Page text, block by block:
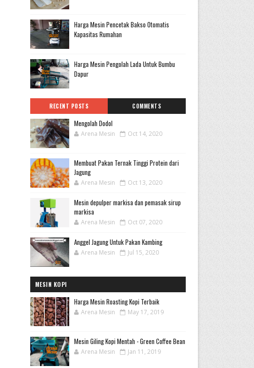
Harga Mesin Pencetak Bakso Otomatis
Kapasitas Rumahan
Harga Mesin Pengolah Lada Untuk Bumbu
Dapur
RECENT POSTS COMMENTS
Mengolah Dodol
Arena Mesin Oct 14, 2020
Membuat Pakan Ternak Tinggi Protein dari
Jagung
Arena Mesin Oct 13, 2020
Mesin depulper markisa dan pemasak sirup
markisa
Arena Mesin Oct 07, 2020
Anggel Jagung Untuk Pakan Kambing
Arena Mesin Jul 15, 2020
MESIN KOPI
Harga Mesin Roasting Kopi Terbaik
Arena Mesin May 17, 2019
Mesin Giling Kopi Mentah - Green Coffee Bean
Arena Mesin Jan 11, 2019